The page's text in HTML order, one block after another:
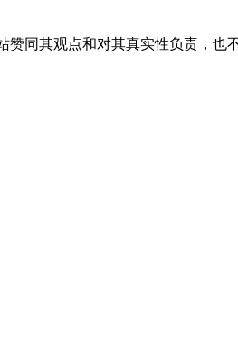
同其观点和对其真实性负责，也